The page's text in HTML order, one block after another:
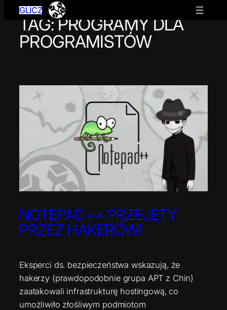
Przejdź
GLICZ
TAG:PROGRAMY DLA
PROGRAMISTÓW
NOTEPAD++ PRZEJĘTY
PRZEZ HAKERÓW!
Eksperci ds. bezpieczeństwa wskazują, że
hakerzy (prawdopodobnie grupa APT z Chin)
zaatakowali infrastrukturę hostingową, co
umożliwiło złośliwym podmiotom